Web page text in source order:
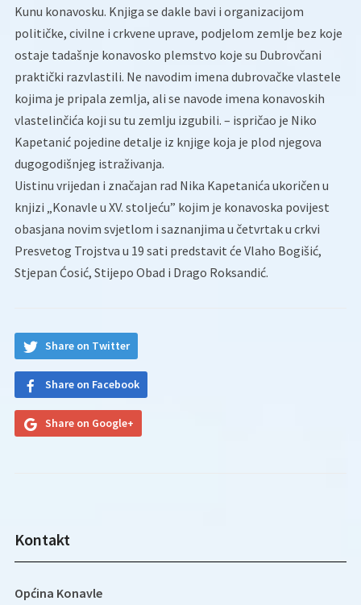
Kunu konavosku. Knjiga se dakle bavi i organizacijom
političke, civilne i crkvene uprave, podjelom zemlje bez koje
ostaje tadašnje konavosko plemstvo koje su Dubrovčani
praktički razvlastili. Ne navodim imena dubrovačke vlastele
kojima je pripala zemlja, ali se navode imena konavoskih
vlastelinčića koji su tu zemlju izgubili. – ispričao je Niko
Kapetanić pojedine detalje iz knjige koja je plod njegova
dugogodišnjeg istraživanja.
Uistinu vrijedan i značajan rad Nika Kapetanića ukoričen u
knjizi „Konavle u XV. stoljeću” kojim je konavoska povijest
obasjana novim svjetlom i saznanjima u četvrtak u crkvi
Presvetog Trojstva u 19 sati predstavit će Vlaho Bogišić,
Stjepan Ćosić, Stijepo Obad i Drago Roksandić.
Share on Twitter
Share on Facebook
Share on Google+
Kontakt
Općina Konavle